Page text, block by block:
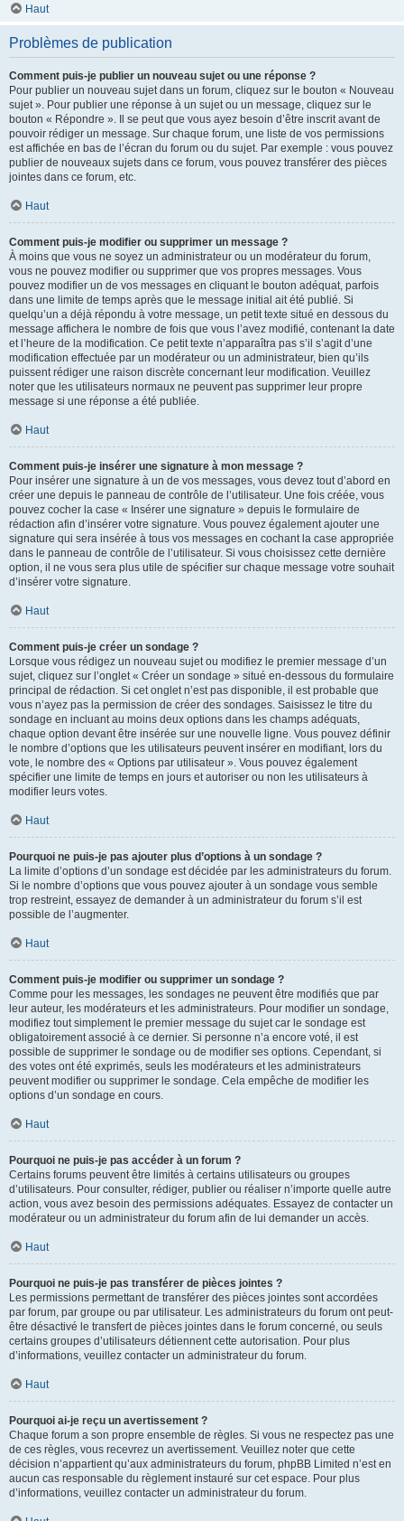
Haut
Problèmes de publication
Comment puis-je publier un nouveau sujet ou une réponse ?
Pour publier un nouveau sujet dans un forum, cliquez sur le bouton « Nouveau
sujet ». Pour publier une réponse à un sujet ou un message, cliquez sur le
bouton « Répondre ». Il se peut que vous ayez besoin d’être inscrit avant de
pouvoir rédiger un message. Sur chaque forum, une liste de vos permissions
est affichée en bas de l’écran du forum ou du sujet. Par exemple : vous pouvez
publier de nouveaux sujets dans ce forum, vous pouvez transférer des pièces
jointes dans ce forum, etc.
Haut
Comment puis-je modifier ou supprimer un message ?
À moins que vous ne soyez un administrateur ou un modérateur du forum,
vous ne pouvez modifier ou supprimer que vos propres messages. Vous
pouvez modifier un de vos messages en cliquant le bouton adéquat, parfois
dans une limite de temps après que le message initial ait été publié. Si
quelqu’un a déjà répondu à votre message, un petit texte situé en dessous du
message affichera le nombre de fois que vous l’avez modifié, contenant la date
et l’heure de la modification. Ce petit texte n’apparaîtra pas s’il s’agit d’une
modification effectuée par un modérateur ou un administrateur, bien qu’ils
puissent rédiger une raison discrète concernant leur modification. Veuillez
noter que les utilisateurs normaux ne peuvent pas supprimer leur propre
message si une réponse a été publiée.
Haut
Comment puis-je insérer une signature à mon message ?
Pour insérer une signature à un de vos messages, vous devez tout d’abord en
créer une depuis le panneau de contrôle de l’utilisateur. Une fois créée, vous
pouvez cocher la case « Insérer une signature » depuis le formulaire de
rédaction afin d’insérer votre signature. Vous pouvez également ajouter une
signature qui sera insérée à tous vos messages en cochant la case appropriée
dans le panneau de contrôle de l’utilisateur. Si vous choisissez cette dernière
option, il ne vous sera plus utile de spécifier sur chaque message votre souhait
d’insérer votre signature.
Haut
Comment puis-je créer un sondage ?
Lorsque vous rédigez un nouveau sujet ou modifiez le premier message d’un
sujet, cliquez sur l’onglet « Créer un sondage » situé en-dessous du formulaire
principal de rédaction. Si cet onglet n’est pas disponible, il est probable que
vous n’ayez pas la permission de créer des sondages. Saisissez le titre du
sondage en incluant au moins deux options dans les champs adéquats,
chaque option devant être insérée sur une nouvelle ligne. Vous pouvez définir
le nombre d’options que les utilisateurs peuvent insérer en modifiant, lors du
vote, le nombre des « Options par utilisateur ». Vous pouvez également
spécifier une limite de temps en jours et autoriser ou non les utilisateurs à
modifier leurs votes.
Haut
Pourquoi ne puis-je pas ajouter plus d’options à un sondage ?
La limite d’options d’un sondage est décidée par les administrateurs du forum.
Si le nombre d’options que vous pouvez ajouter à un sondage vous semble
trop restreint, essayez de demander à un administrateur du forum s’il est
possible de l’augmenter.
Haut
Comment puis-je modifier ou supprimer un sondage ?
Comme pour les messages, les sondages ne peuvent être modifiés que par
leur auteur, les modérateurs et les administrateurs. Pour modifier un sondage,
modifiez tout simplement le premier message du sujet car le sondage est
obligatoirement associé à ce dernier. Si personne n’a encore voté, il est
possible de supprimer le sondage ou de modifier ses options. Cependant, si
des votes ont été exprimés, seuls les modérateurs et les administrateurs
peuvent modifier ou supprimer le sondage. Cela empêche de modifier les
options d’un sondage en cours.
Haut
Pourquoi ne puis-je pas accéder à un forum ?
Certains forums peuvent être limités à certains utilisateurs ou groupes
d’utilisateurs. Pour consulter, rédiger, publier ou réaliser n’importe quelle autre
action, vous avez besoin des permissions adéquates. Essayez de contacter un
modérateur ou un administrateur du forum afin de lui demander un accès.
Haut
Pourquoi ne puis-je pas transférer de pièces jointes ?
Les permissions permettant de transférer des pièces jointes sont accordées
par forum, par groupe ou par utilisateur. Les administrateurs du forum ont peut-
être désactivé le transfert de pièces jointes dans le forum concerné, ou seuls
certains groupes d’utilisateurs détiennent cette autorisation. Pour plus
d’informations, veuillez contacter un administrateur du forum.
Haut
Pourquoi ai-je reçu un avertissement ?
Chaque forum a son propre ensemble de règles. Si vous ne respectez pas une
de ces règles, vous recevrez un avertissement. Veuillez noter que cette
décision n’appartient qu’aux administrateurs du forum, phpBB Limited n’est en
aucun cas responsable du règlement instauré sur cet espace. Pour plus
d’informations, veuillez contacter un administrateur du forum.